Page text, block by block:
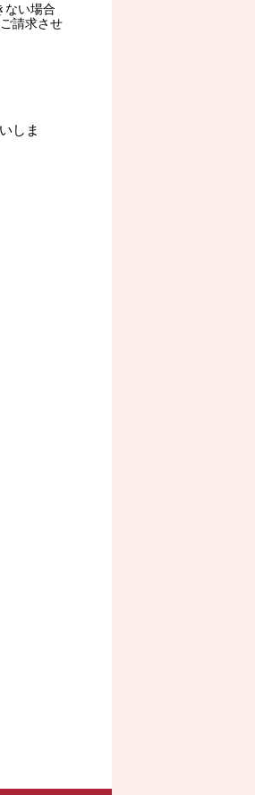
ない場合
請求させ
しま